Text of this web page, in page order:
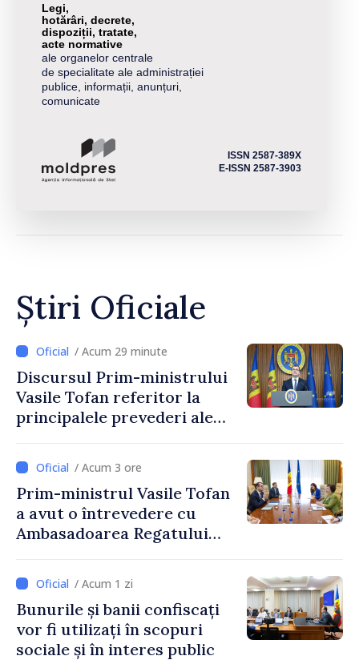
Legi,
hotărâri, decrete,
dispoziții, tratate,
acte normative
ale organelor centrale
de specialitate ale administrației
publice, informații, anunțuri,
comunicate
ISSN 2587-389X
E-ISSN 2587-3903
Știri Oficiale
/ Acum 29 minute
Discursul Prim-ministrului
Vasile Tofan referitor la
principalele prevederi ale
2027
/ Acum 3 ore
Prim-ministrul Vasile Tofan
a avut o întrevedere cu
Ambasadoarea Regatului
Irlandei de Nord, Fern
Horine / Acum 1 zi
Bunurile și banii confiscați
vor fi utilizați în scopuri
sociale și în interes public